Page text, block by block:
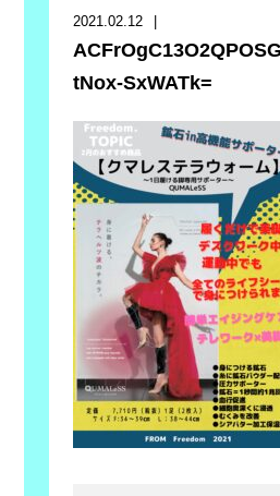
2021.02.12
tNox-SxWATk=